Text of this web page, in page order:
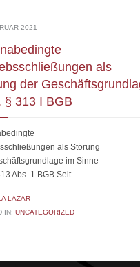
2021
als
der
§ 313 I BGB
als Störung
im Sinne
Abs. 1 BGB Seit…
LAZAR
IN: UNCATEGORIZED